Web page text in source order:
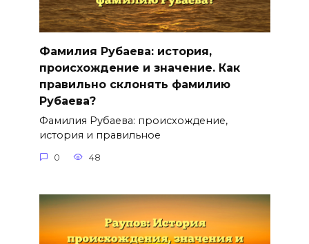
Фамилия Рубаева: история,
происхождение и значение. Как
правильно склонять фамилию
Рубаева?
Фамилия Рубаева: происхождение,
история и правильное
0 48